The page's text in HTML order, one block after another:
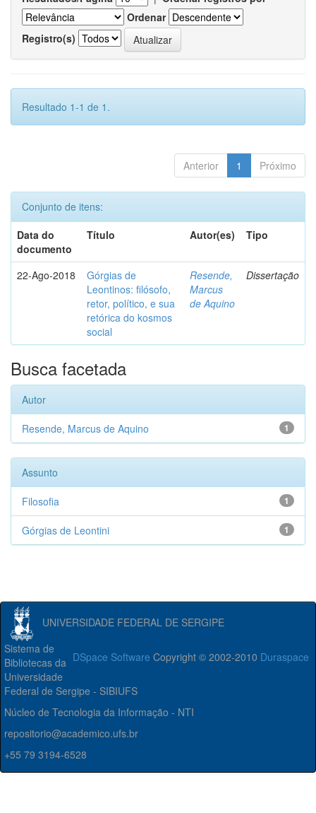
Ordenar
Registro(s)
Resultado 1-1 de 1.
Anterior 1 Próximo
Conjunto de itens:
Data do
documento
Título Autor(es) Tipo
22-Ago-2018
Górgias de
Leontinos: filósofo,
retor, político, e sua
retórica do kosmos
social
Resende,
Marcus
de Aquino
Dissertação
Busca facetada
Autor
1
Resende, Marcus de Aquino
Assunto
1
Filosofia
1
Górgias de Leontini
UNIVERSIDADE FEDERAL DE SERGIPE
DSpace Software Copyright © 2002-2010 Duraspace
Sistema de
Bibliotecas da
Universidade
Federal de Sergipe - SIBIUFS
Núcleo de Tecnologia da Informação - NTI
repositorio@academico.ufs.br
+55 79 3194-6528